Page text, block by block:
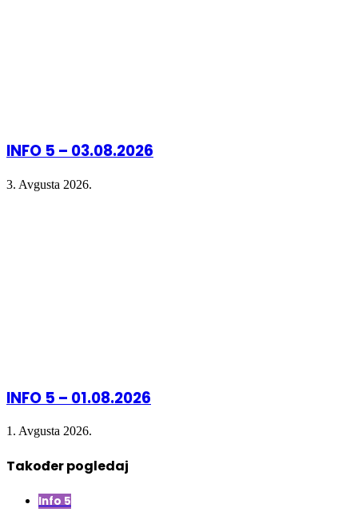
INFO 5 – 03.08.2026
3. Avgusta 2026.
INFO 5 – 01.08.2026
1. Avgusta 2026.
Također pogledaj
Close Info 5